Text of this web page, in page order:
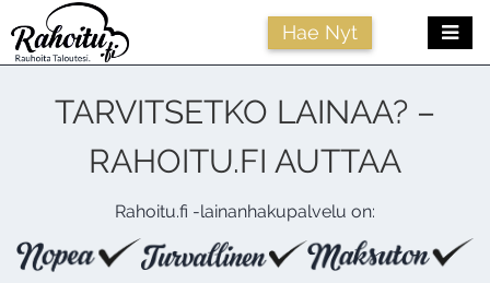
Hae Nyt
TARVITSETKO LAINAA? –
RAHOITU.FI AUTTAA
Rahoitu.fi -lainanhakupalvelu on: